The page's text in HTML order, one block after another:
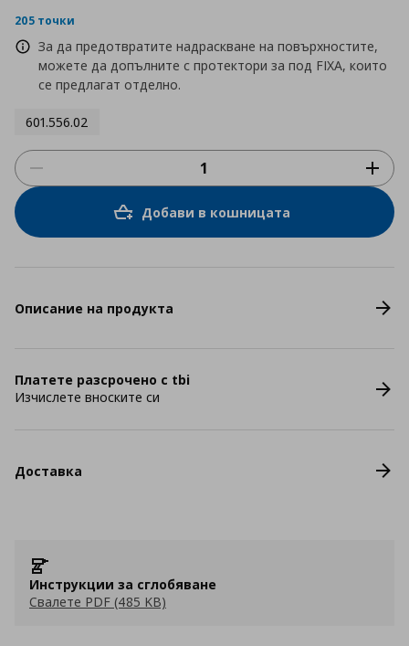
205 точки
За да предотвратите надраскване на повърхностите,
можете да допълните с протектори за под FIXA, които
се предлагат отделно.
601.556.02
Добави в кошницата
Описание на продукта
Платете разсрочено с tbi
Изчислете вноските си
Доставка
Инструкции за сглобяване
Свалете PDF (485 KB)